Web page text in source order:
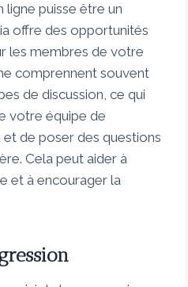
ligne puisse être un
offre des opportunités
les membres de votre
comprennent souvent
de discussion, ce qui
votre équipe de
de poser des questions
Cela peut aider à
et à encourager la